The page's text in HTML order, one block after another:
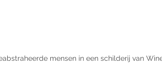
mensen in een schilderij van